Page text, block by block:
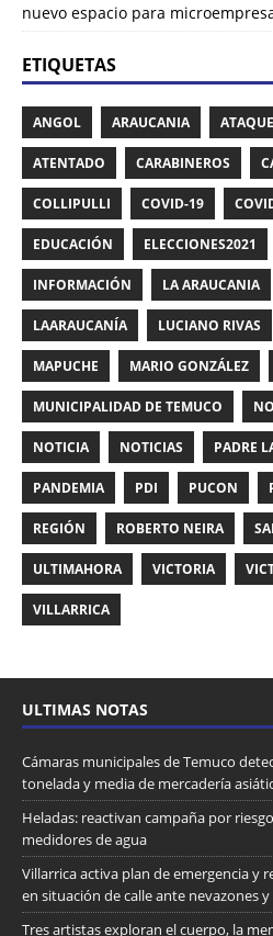
nuevo espacio para
ETIQUETAS
ANGOL ARAUCANIA
ATENTADO CARABINEROS
COLLIPULLI COVID-19
EDUCACIÓN ELECCIONES2021
INFORMACIÓN LA ARAUCANIA
LAARAUCANÍA LUCIANO RIVAS
MAPUCHE MARIO GONZÁLEZ
MUNICIPALIDAD DE TEMUCO
NOTICIA NOTICIAS PADRE
PANDEMIA PDI PUCON
REGIÓN ROBERTO NEIRA
ULTIMAHORA VICTORIA
VILLARRICA
ULTIMAS NOTAS
Cámaras municipales de Temuco
tonelada y media de mercadería
Heladas: reactivan campaña por
medidores de agua
Villarrica activa plan de emergencia y
en situación de calle ante nevazones
Tres artistas exploran el cuerpo, la